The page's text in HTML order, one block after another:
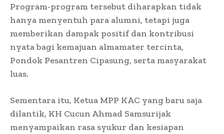
Program-program tersebut diharapkan tidak
hanya menyentuh para alumni, tetapi juga
memberikan dampak positif dan kontribusi
nyata bagi kemajuan almamater tercinta,
Pondok Pesantren Cipasung, serta masyarakat
luas.
Sementara itu, Ketua MPP KAC yang baru saja
dilantik, KH Cucun Ahmad Samsurijak
menyampaikan rasa syukur dan kesiapan